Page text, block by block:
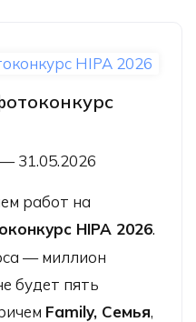
31.05.2026
работ на
HIPA 2026.
— миллион
будет пять
Family, Семья,